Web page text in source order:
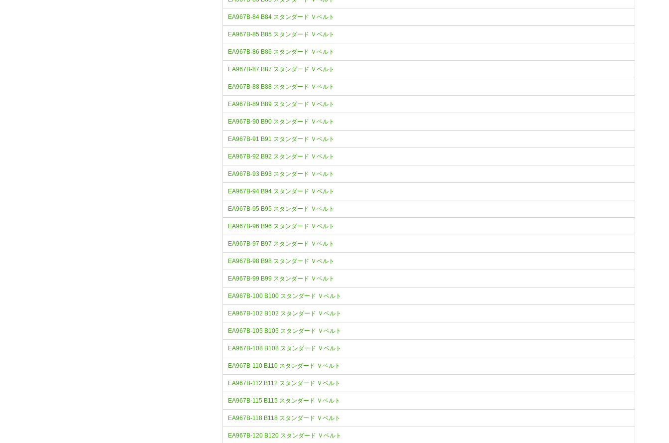
EA967B-84 B84 スタンダード Ｖベルト
EA967B-85 B85 スタンダード Ｖベルト
EA967B-86 B86 スタンダード Ｖベルト
EA967B-87 B87 スタンダード Ｖベルト
EA967B-88 B88 スタンダード Ｖベルト
EA967B-89 B89 スタンダード Ｖベルト
EA967B-90 B90 スタンダード Ｖベルト
EA967B-91 B91 スタンダード Ｖベルト
EA967B-92 B92 スタンダード Ｖベルト
EA967B-93 B93 スタンダード Ｖベルト
EA967B-94 B94 スタンダード Ｖベルト
EA967B-95 B95 スタンダード Ｖベルト
EA967B-96 B96 スタンダード Ｖベルト
EA967B-97 B97 スタンダード Ｖベルト
EA967B-98 B98 スタンダード Ｖベルト
EA967B-99 B99 スタンダード Ｖベルト
EA967B-100 B100 スタンダード Ｖベルト
EA967B-102 B102 スタンダード Ｖベルト
EA967B-105 B105 スタンダード Ｖベルト
EA967B-108 B108 スタンダード Ｖベルト
EA967B-110 B110 スタンダード Ｖベルト
EA967B-112 B112 スタンダード Ｖベルト
EA967B-115 B115 スタンダード Ｖベルト
EA967B-118 B118 スタンダード Ｖベルト
EA967B-120 B120 スタンダード Ｖベルト